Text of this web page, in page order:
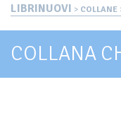
LIBRINUOVI > COLLANE
COLLANA